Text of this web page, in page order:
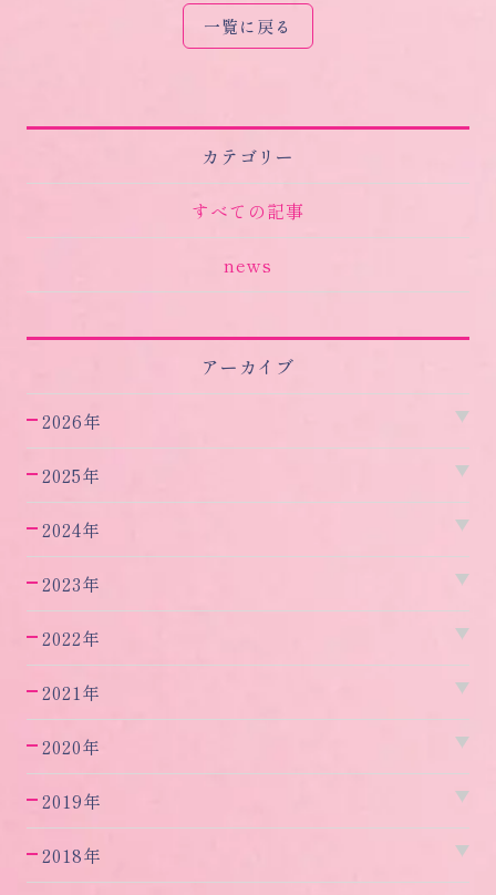
カテゴリー
すべての記事
news
アーカイブ
2026年
2025年
2024年
2023年
2022年
2021年
2020年
2019年
2018年
一覧に戻る